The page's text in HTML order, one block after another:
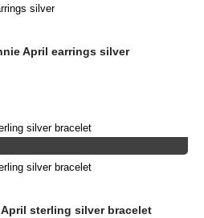
April earrings silver
April sterling silver bracelet